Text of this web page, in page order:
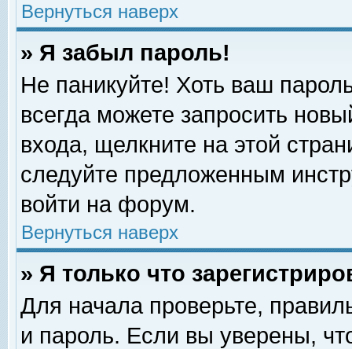
Вернуться наверх
» Я забыл пароль!
Не паникуйте! Хоть ваш
всегда можете запросить
входа, щелкните на этой
следуйте предложенным
войти на форум.
Вернуться наверх
» Я только что
Для начала проверьте,
и пароль. Если вы уверены,